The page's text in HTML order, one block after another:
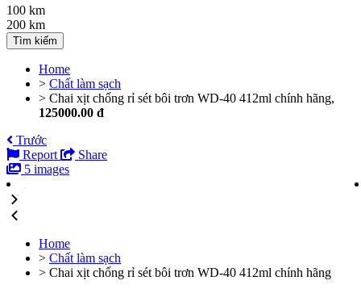
100 km
200 km
Tìm kiếm
Home
> Chất làm sạch
> Chai xịt chống rỉ sét bôi trơn WD-40 412ml chính hãng,
125000.00 đ
Trước
Report
Share
5 images
Home
> Chất làm sạch
> Chai xịt chống rỉ sét bôi trơn WD-40 412ml chính hãng